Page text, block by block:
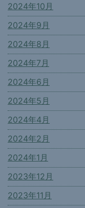
2024年10月
2024年9月
2024年8月
2024年7月
2024年6月
2024年5月
2024年4月
2024年2月
2024年1月
2023年12月
2023年11月